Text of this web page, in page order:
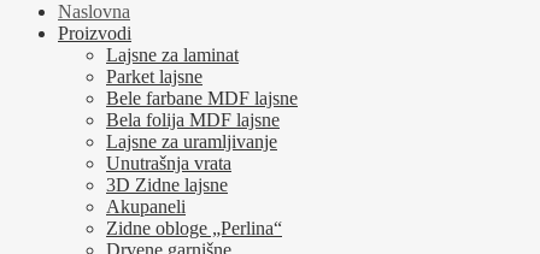
Naslovna
Proizvodi
Lajsne za laminat
Parket lajsne
Bele farbane MDF lajsne
Bela folija MDF lajsne
Lajsne za uramljivanje
Unutrašnja vrata
3D Zidne lajsne
Akupaneli
Zidne obloge „Perlina“
Drvene garnišne